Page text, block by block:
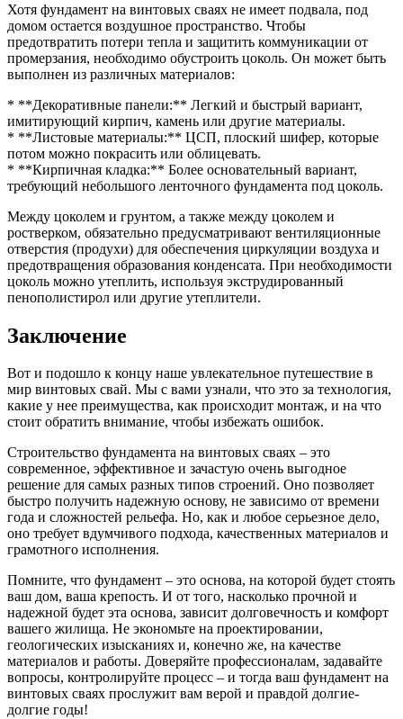
Хотя фундамент на винтовых сваях не имеет подвала, под
домом остается воздушное пространство. Чтобы
предотвратить потери тепла и защитить коммуникации от
промерзания, необходимо обустроить цоколь. Он может быть
выполнен из различных материалов:
* **Декоративные панели:** Легкий и быстрый вариант,
имитирующий кирпич, камень или другие материалы.
* **Листовые материалы:** ЦСП, плоский шифер, которые
потом можно покрасить или облицевать.
* **Кирпичная кладка:** Более основательный вариант,
требующий небольшого ленточного фундамента под цоколь.
Между цоколем и грунтом, а также между цоколем и
ростверком, обязательно предусматривают вентиляционные
отверстия (продухи) для обеспечения циркуляции воздуха и
предотвращения образования конденсата. При необходимости
цоколь можно утеплить, используя экструдированный
пенополистирол или другие утеплители.
Заключение
Вот и подошло к концу наше увлекательное путешествие в
мир винтовых свай. Мы с вами узнали, что это за технология,
какие у нее преимущества, как происходит монтаж, и на что
стоит обратить внимание, чтобы избежать ошибок.
Строительство фундамента на винтовых сваях – это
современное, эффективное и зачастую очень выгодное
решение для самых разных типов строений. Оно позволяет
быстро получить надежную основу, не зависимо от времени
года и сложностей рельефа. Но, как и любое серьезное дело,
оно требует вдумчивого подхода, качественных материалов и
грамотного исполнения.
Помните, что фундамент – это основа, на которой будет стоять
ваш дом, ваша крепость. И от того, насколько прочной и
надежной будет эта основа, зависит долговечность и комфорт
вашего жилища. Не экономьте на проектировании,
геологических изысканиях и, конечно же, на качестве
материалов и работы. Доверяйте профессионалам, задавайте
вопросы, контролируйте процесс – и тогда ваш фундамент на
винтовых сваях прослужит вам верой и правдой долгие-
долгие годы!